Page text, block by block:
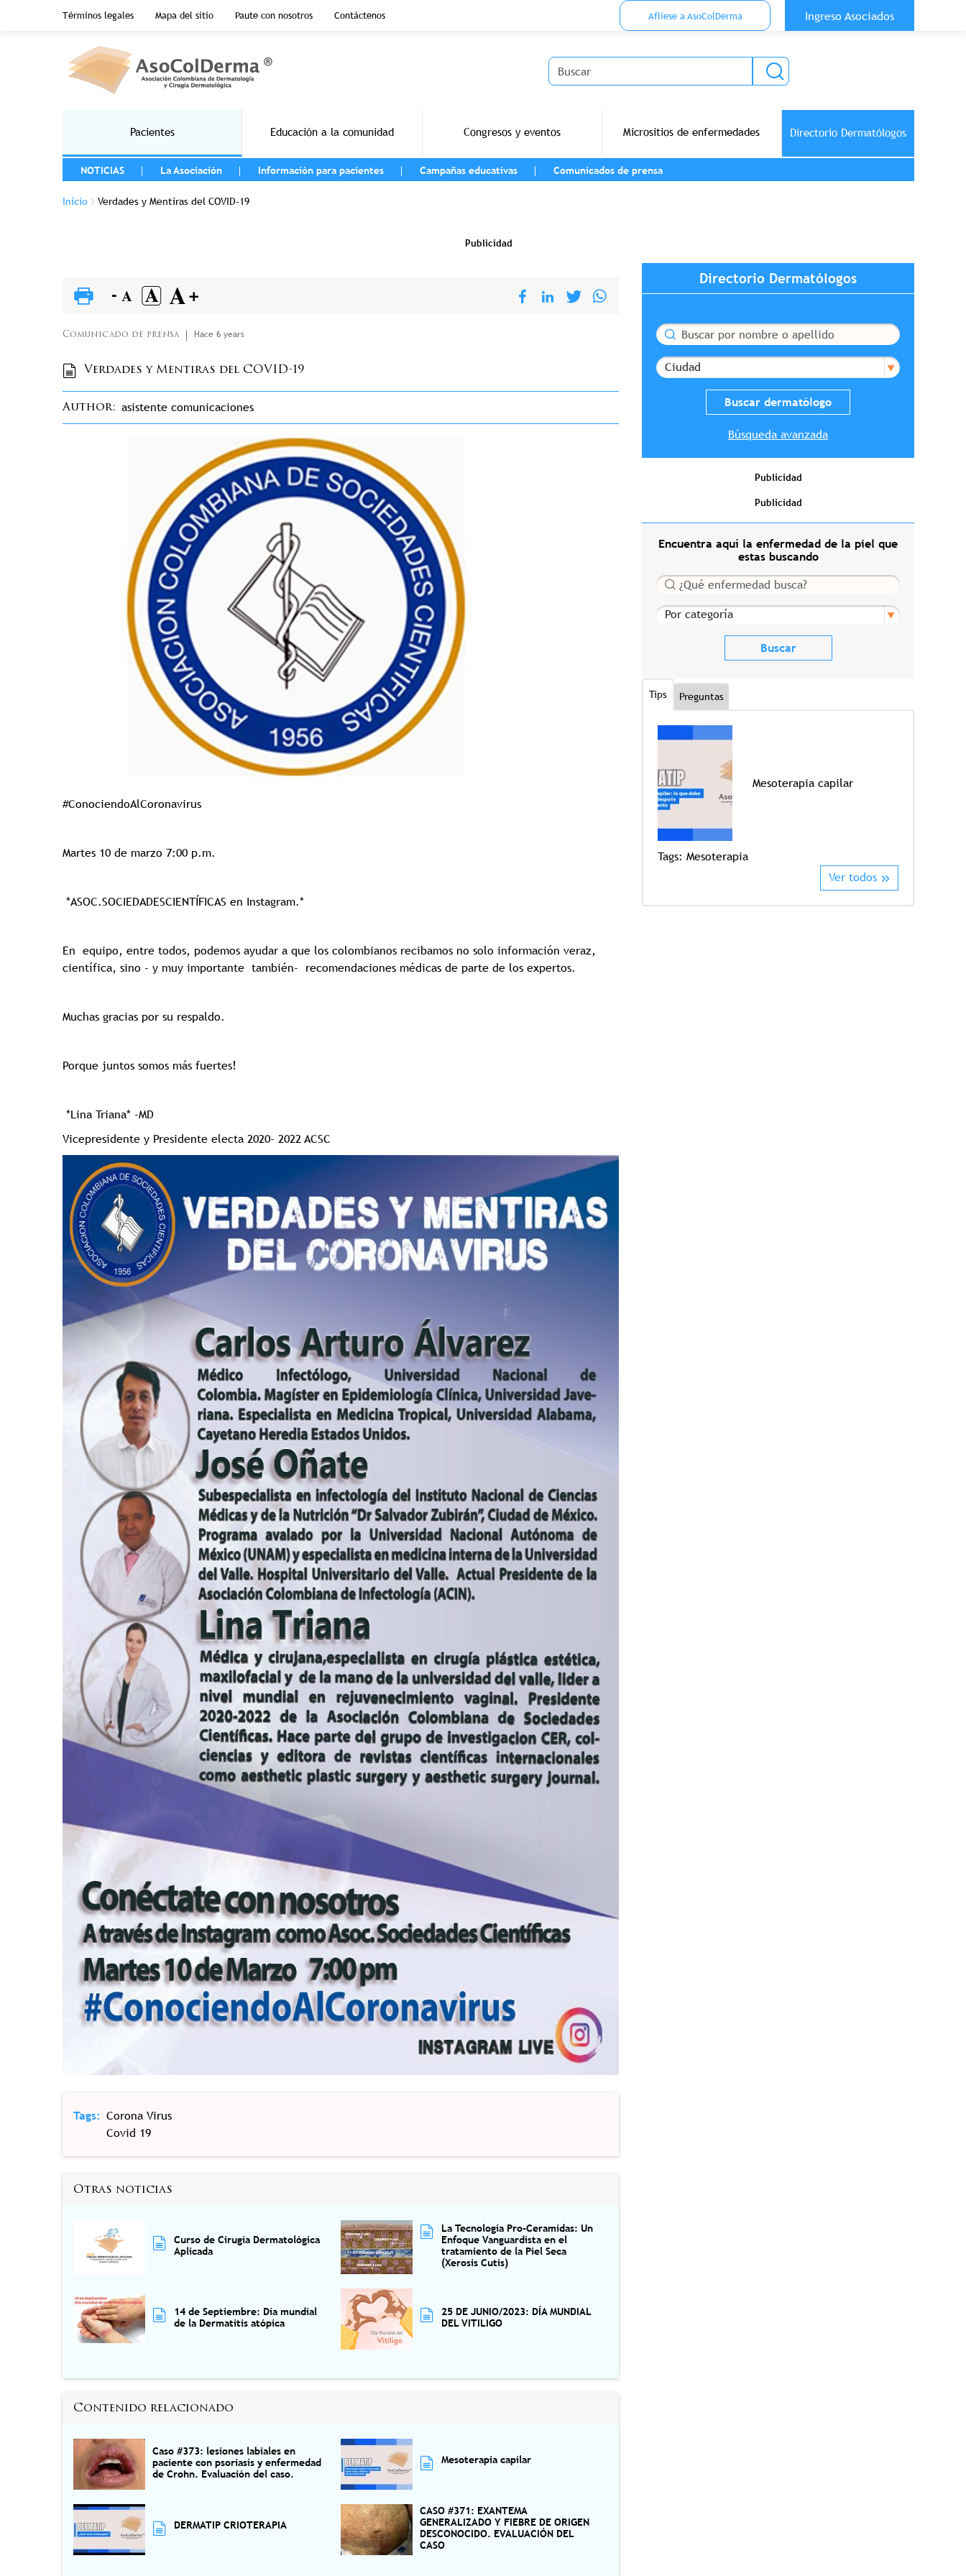
Pasar al contenido principal
Términos legales
Mapa del sitio Paute con nosotros Contáctenos
Menu Top Anónimo
Aflíese a AsoColDerma
Ingreso Asociados
Buscar
Pacientes Educación a la comunidad Congresos y eventos Micrositios de enfermedades Directorio Dermatólogos
MENU LEFT
NOTICIAS
La Asociación Información para pacientes Campañas educativas Comunicados de prensa
Sobrescribir enlaces de ayuda a la navegación
Inicio Verdades y Mentiras del COVID-19
Publicidad
Comunicado de prensa Hace 6 years
Verdades y Mentiras del COVID-19
Author asistente comunicaciones
#ConociendoAlCoronavirus
Martes 10 de marzo 7:00 p.m.
*ASOC.SOCIEDADESCIENTÍFICAS en Instagram.*
En equipo, entre todos, podemos ayudar a que los colombianos recibamos no solo información veraz,
científica, sino - y muy importante también- recomendaciones médicas de parte de los expertos.
Muchas gracias por su respaldo.
Porque juntos somos más fuertes!
*Lina Triana* -MD
Vicepresidente y Presidente electa 2020- 2022 ACSC
Tags
Corona Virus
Covid 19
Otras noticias
Curso de Cirugía Dermatológica
Aplicada
La Tecnología Pro-Ceramidas: Un
Enfoque Vanguardista en el
tratamiento de la Piel Seca
(Xerosis Cutis)
14 de Septiembre: Día mundial
de la Dermatitis atópica
25 DE JUNIO/2023: DÍA MUNDIAL
DEL VITILIGO
Contenido relacionado
Caso #373: lesiones labiales en
paciente con psoriasis y enfermedad
de Crohn. Evaluación del caso.
Mesoterapia capilar
DERMATIP CRIOTERAPIA
CASO #371: EXANTEMA
GENERALIZADO Y FIEBRE DE ORIGEN
DESCONOCIDO. EVALUACIÓN DEL
CASO
Directorio Dermatólogos
Buscar
Ciudad
Búsqueda avanzada
Publicidad
Publicidad
Encuentra aquí la enfermedad de la piel que
estas buscando
Buscar
Por categoría
Tips Preguntas
Mesoterapia capilar
Tags: Mesoterapia
Ver todos